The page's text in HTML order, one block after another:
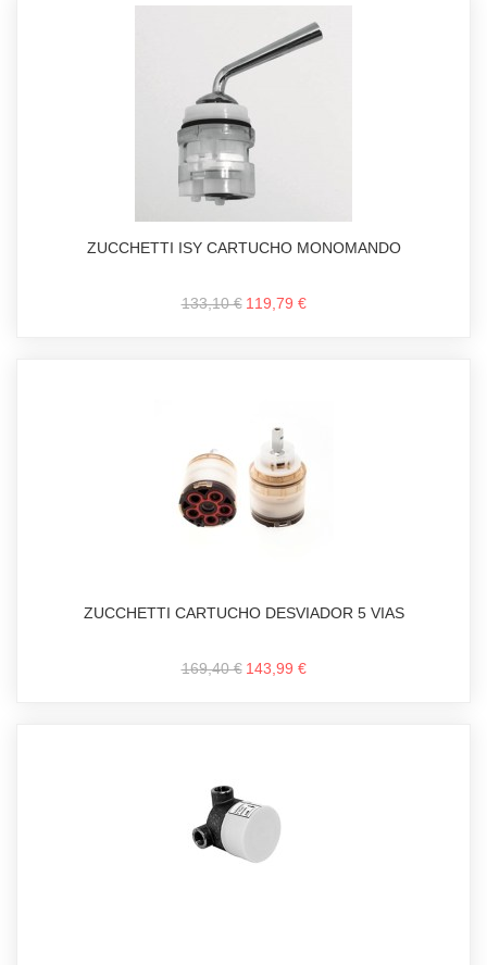
ZUCCHETTI ISY CARTUCHO MONOMANDO
133,10 € 119,79 €
ZUCCHETTI CARTUCHO DESVIADOR 5 VIAS
169,40 € 143,99 €